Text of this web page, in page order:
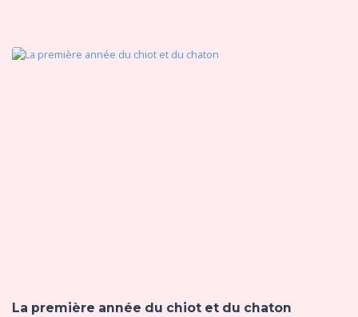
La première année du chiot et du chaton